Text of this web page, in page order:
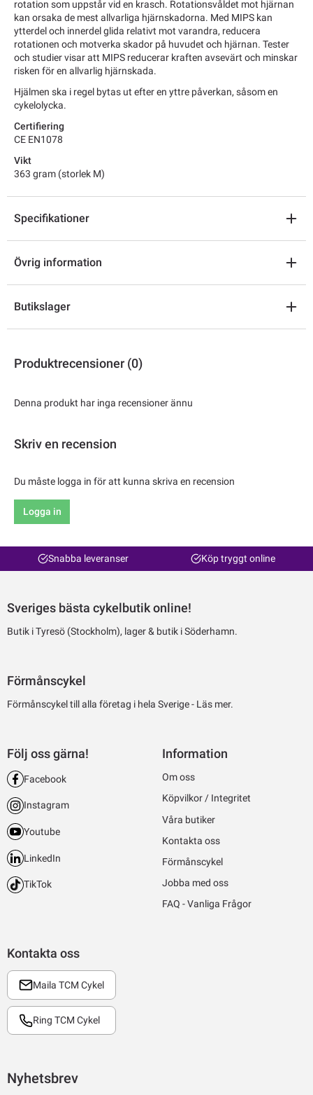
rotation som uppstår vid en krasch. Rotationsvåldet mot hjärnan
kan orsaka de mest allvarliga hjärnskadorna. Med MIPS kan
ytterdel och innerdel glida relativt mot varandra, reducera
rotationen och motverka skador på huvudet och hjärnan. Tester
och studier visar att MIPS reducerar kraften avsevärt och minskar
risken för en allvarlig hjärnskada.
Hjälmen ska i regel bytas ut efter en yttre påverkan, såsom en
cykelolycka.
Certifiering
CE EN1078
Vikt
363 gram (storlek M)
Specifikationer
Övrig information
Butikslager
Produktrecensioner (0)
Denna produkt har inga recensioner ännu
Skriv en recension
Du måste logga in för att kunna skriva en recension
Logga in
Snabba leveranser Köp tryggt online
Sveriges bästa cykelbutik online!
Butik i Tyresö (Stockholm), lager & butik i Söderhamn.
Förmånscykel
Förmånscykel till alla företag i hela Sverige - Läs mer.
Kontakta oss
Maila TCM Cykel
Ring TCM Cykel
Följ oss gärna!
Facebook
Instagram
Youtube
LinkedIn
TikTok
Information
Om oss
Köpvilkor / Integritet
Våra butiker
Kontakta oss
Förmånscykel
Jobba med oss
FAQ - Vanliga Frågor
Nyhetsbrev